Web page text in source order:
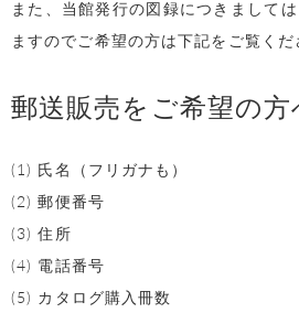
また、当館発行の図録につきまして
ますのでご希望の方は下記をご覧くだ
郵送販売をご希望の方
(1) 氏名（フリガナも）
(2) 郵便番号
(3) 住所
(4) 電話番号
(5) カタログ購入冊数